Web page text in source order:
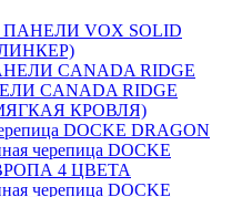
VOX SOLID
CANADA RIDGE
КРОВЛЯ)
DOCKE DRAGON
черепица DOCKE
4 ЦВЕТА
черепица DOCKE